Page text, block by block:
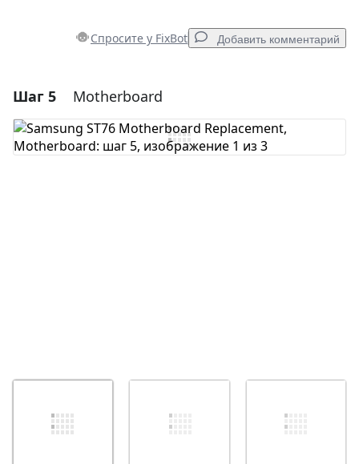
Спросите у FixBot Добавить комментарий
Добавить комментарий
Добавить комментарий
Шаг 5 Motherboard